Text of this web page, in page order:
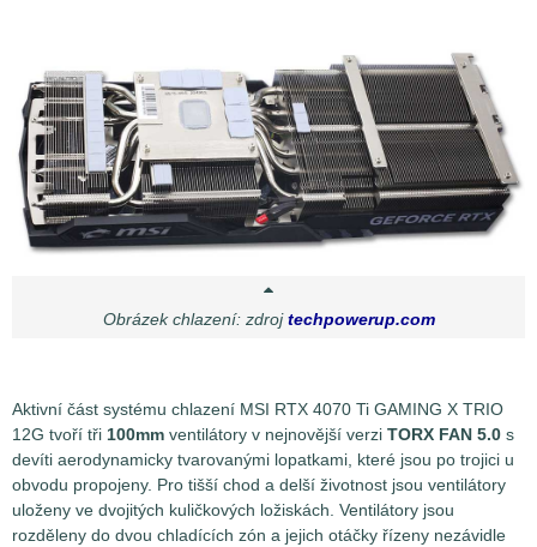
Obrázek chlazení: zdrojtechpowerup.com
Aktivní část systému chlazení MSI RTX 4070 Ti GAMING X TRIO
12G tvoří tři 100mm ventilátory v nejnovější verzi TORX FAN 5.0 s
devíti aerodynamicky tvarovanými lopatkami, které jsou po trojici u
obvodu propojeny. Pro tišší chod a delší životnost jsou ventilátory
uloženy ve dvojitých kuličkových ložiskách. Ventilátory jsou
rozděleny do dvou chladících zón a jejich otáčky řízeny nezávidle